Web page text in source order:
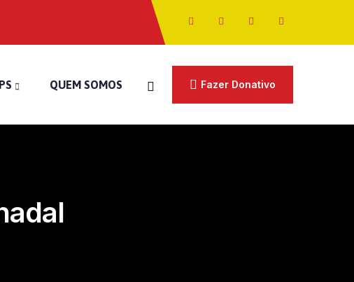
QUEM SOMOS Fazer Donativo